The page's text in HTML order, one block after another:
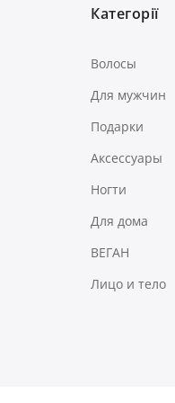
Категорії
Волосы
Для мужчин
Подарки
Аксессуары
Ногти
Для дома
ВЕГАН
Лицо и тело